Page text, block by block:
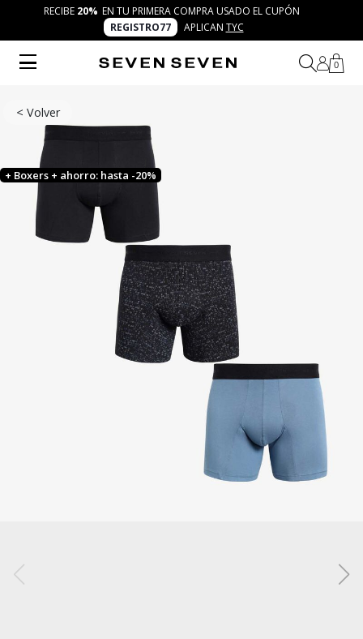
RECIBE 20% EN TU PRIMERA COMPRA USADO EL CUPÓN
REGISTRO77
APLICAN TYC
0
< Volver
+ Boxers + ahorro: hasta -20%